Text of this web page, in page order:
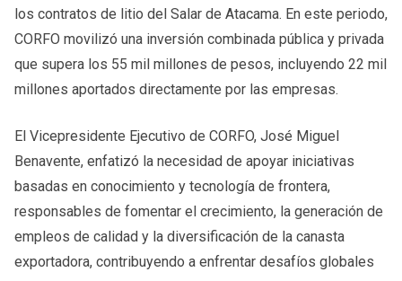
los contratos de litio del Salar de Atacama. En este periodo,
CORFO movilizó una inversión combinada pública y privada
que supera los 55 mil millones de pesos, incluyendo 22 mil
millones aportados directamente por las empresas.
El Vicepresidente Ejecutivo de CORFO, José Miguel
Benavente, enfatizó la necesidad de apoyar iniciativas
basadas en conocimiento y tecnología de frontera,
responsables de fomentar el crecimiento, la generación de
empleos de calidad y la diversificación de la canasta
exportadora, contribuyendo a enfrentar desafíos globales